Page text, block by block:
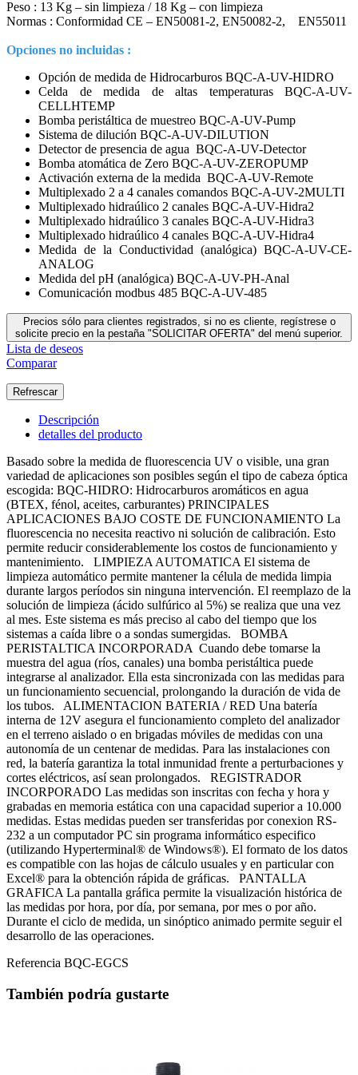
Peso : 13 Kg – sin limpieza / 18 Kg – con limpieza
Normas : Conformidad CE – EN50081-2, EN50082-2, EN55011
Opciones no incluidas :
Opción de medida de Hidrocarburos BQC-A-UV-HIDRO
Celda de medida de altas temperaturas BQC-A-UV-
CELLHTEMP
Bomba peristáltica de muestreo BQC-A-UV-Pump
Sistema de dilución BQC-A-UV-DILUTION
Detector de presencia de agua BQC-A-UV-Detector
Bomba atomática de Zero BQC-A-UV-ZEROPUMP
Activación externa de la medida BQC-A-UV-Remote
Multiplexado 2 a 4 canales comandos BQC-A-UV-2MULTI
Multiplexado hidraúlico 2 canales BQC-A-UV-Hidra2
Multiplexado hidraúlico 3 canales BQC-A-UV-Hidra3
Multiplexado hidraúlico 4 canales BQC-A-UV-Hidra4
Medida de la Conductividad (analógica) BQC-A-UV-CE-
ANALOG
Medida del pH (analógica) BQC-A-UV-PH-Anal
Comunicación modbus 485 BQC-A-UV-485
Precios sólo para clientes registrados, si no es cliente, regístrese o
solicite precio en la pestaña "SOLICITAR OFERTA" del menú superior.
Lista de deseos
Comparar
Descripción
detalles del producto
Basado sobre la medida de fluorescencia UV o visible, una gran
variedad de aplicaciones son posibles según el tipo de cabeza óptica
escogida: BQC-HIDRO: Hidrocarburos aromáticos en agua
(BTEX, fénol, aceites, carburantes) PRINCIPALES
APLICACIONES BAJO COSTE DE FUNCIONAMIENTO La
fluorescencia no necesita reactivo ni solución de calibración. Esto
permite reducir considerablemente los costos de funcionamiento y
mantenimiento. LIMPIEZA AUTOMATICA El sistema de
limpieza automático permite mantener la célula de medida limpia
durante largos períodos sin ninguna intervención. El reemplazo de la
solución de limpieza (ácido sulfúrico al 5%) se realiza que una vez
al mes. Este sistema es más preciso al cabo del tiempo que los
sistemas a caída libre o a sondas sumergidas. BOMBA
PERISTALTICA INCORPORADA Cuando debe tomarse la
muestra del agua (ríos, canales) una bomba peristáltica puede
integrarse al analizador. Ella esta sincronizada con las medidas para
un funcionamiento secuencial, prolongando la duración de vida de
los tubos. ALIMENTACION BATERIA / RED Una batería
interna de 12V asegura el funcionamiento completo del analizador
en el terreno aislado o en brigadas móviles de medidas con una
autonomía de un centenar de medidas. Para las instalaciones con
red, la batería garantiza la total inmunidad frente a perturbaciones y
cortes eléctricos, así sean prolongados. REGISTRADOR
INCORPORADO Las medidas son inscritas con fecha y hora y
grabadas en memoria estática con una capacidad superior a 10.000
medidas. Estas medidas pueden ser transferidas por conexion RS-
232 a un computador PC sin programa informático especifico
(utilizando Hyperterminal® de Windows®). El formato de los datos
es compatible con las hojas de cálculo usuales y en particular con
Excel® para la obtención rápida de gráficas. PANTALLA
GRAFICA La pantalla gráfica permite la visualización histórica de
las medidas por hora, por día, por semana, por mes o por año.
Durante el ciclo de medida, un sinóptico animado permite seguir el
desarrollo de las operaciones.
Referencia BQC-EGCS
También podría gustarte